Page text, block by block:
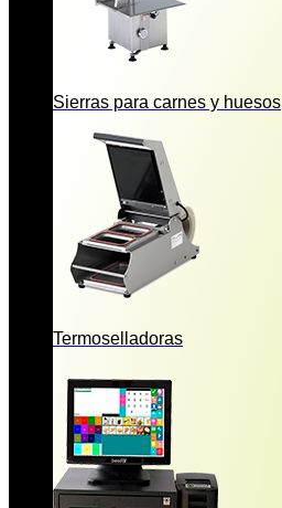
Sierras para carnes y huesos
Termoselladoras